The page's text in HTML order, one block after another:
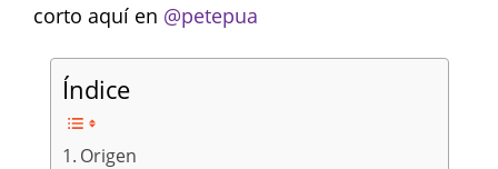
corto aquí en @petepua
Índice
Origen